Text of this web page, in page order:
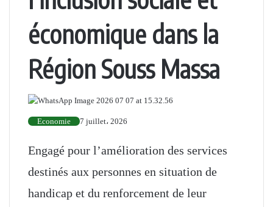
économique dans la
Région Souss Massa
Economie 7 juillet، 2026
Engagé pour l’amélioration des services
destinés aux personnes en situation de
handicap et du renforcement de leur